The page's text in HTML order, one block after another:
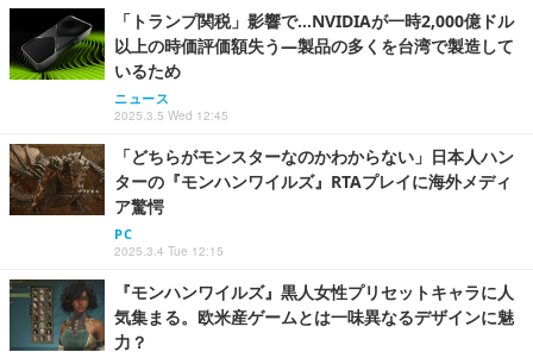
「トランプ関税」影響で…NVIDIAが一時2,000億ドル
以上の時価評価額失う―製品の多くを台湾で製造して
いるため
ニュース
2025.3.5 Wed 12:45
「どちらがモンスターなのかわからない」日本人ハン
ターの『モンハンワイルズ』RTAプレイに海外メディ
ア驚愕
PC
2025.3.4 Tue 12:15
『モンハンワイルズ』黒人女性プリセットキャラに人
気集まる。欧米産ゲームとは一味異なるデザインに魅
力？